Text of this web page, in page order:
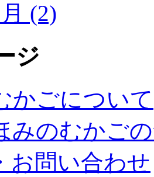
(2)
ジ
かごについて
みのむかご
お問い合わせ